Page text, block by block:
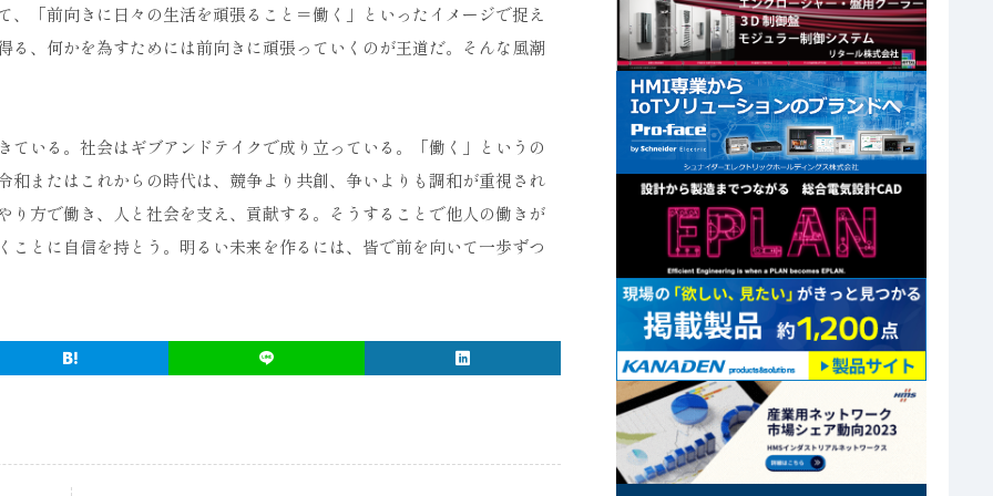
「前向きに日々の生活を頑張ること＝働く」といったイメージで捉え
、何かを為すためには前向きに頑張っていくのが王道だ。そんな風潮
いる。社会はギブアンドテイクで成り立っている。「働く」というの
またはこれからの時代は、競争より共創、争いよりも調和が重視され
方で働き、人と社会を支え、貢献する。そうすることで他人の働きが
とに自信を持とう。明るい未来を作るには、皆で前を向いて一歩ずつ